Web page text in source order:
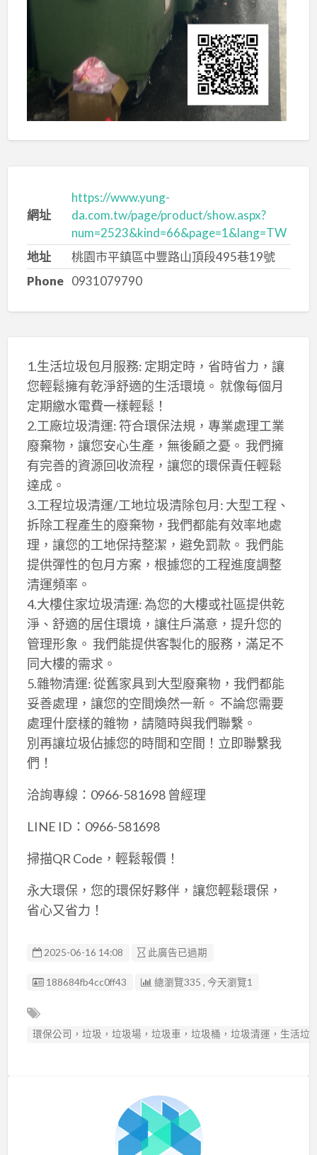
網址
https://www.yung-
da.com.tw/page/product/show.aspx?
num=2523&kind=66&page=1&lang=TW
地址
桃園市平鎮區中豐路山頂段495巷19號
Phone 0931079790
1.生活垃圾包月服務: 定期定時，省時省力，讓
您輕鬆擁有乾淨舒適的生活環境。 就像每個月
定期繳水電費一樣輕鬆！
2.工廠垃圾清運: 符合環保法規，專業處理工業
廢棄物，讓您安心生產，無後顧之憂。 我們擁
有完善的資源回收流程，讓您的環保責任輕鬆
達成。
3.工程垃圾清運/工地垃圾清除包月: 大型工程、
拆除工程產生的廢棄物，我們都能有效率地處
理，讓您的工地保持整潔，避免罰款。 我們能
提供彈性的包月方案，根據您的工程進度調整
清運頻率。
4.大樓住家垃圾清運: 為您的大樓或社區提供乾
淨、舒適的居住環境，讓住戶滿意，提升您的
管理形象。 我們能提供客製化的服務，滿足不
同大樓的需求。
5.雜物清運: 從舊家具到大型廢棄物，我們都能
妥善處理，讓您的空間煥然一新。 不論您需要
處理什麼樣的雜物，請隨時與我們聯繫。
別再讓垃圾佔據您的時間和空間！立即聯繫我
們！
洽詢專線：0966-581698 曾經理
LINE ID：0966-581698
掃描QR Code，輕鬆報價！
永大環保，您的環保好夥伴，讓您輕鬆環保，
省心又省力！
2025-06-16 14:08 此廣告已過期
廣告编號
188684fb4cc0ff43 總瀏覽335 , 今天瀏覽1
環保公司，垃圾，垃圾場，垃圾車，垃圾桶，垃圾清運，生活